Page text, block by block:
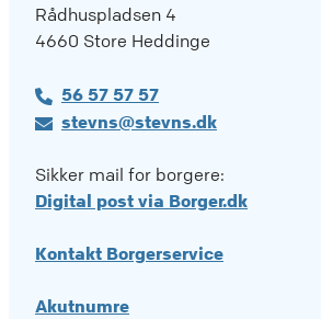
Rådhuspladsen 4
4660 Store Heddinge
56 57 57 57
stevns@stevns.dk
Sikker mail for borgere:
Digital post via Borger.dk
Kontakt Borgerservice
Akutnumre